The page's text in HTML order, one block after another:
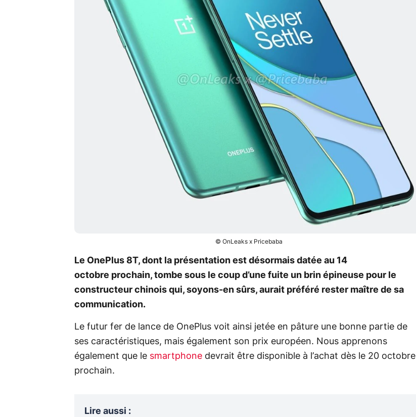
© OnLeaks x Pricebaba
Le OnePlus 8T, dont la présentation est désormais datée au 14
octobre prochain, tombe sous le coup d’une fuite un brin épineuse pour le
constructeur chinois qui, soyons-en sûrs, aurait préféré rester maître de sa
communication.
Le futur fer de lance de OnePlus voit ainsi jetée en pâture une bonne partie de
ses caractéristiques, mais également son prix européen. Nous apprenons
également que le smartphone devrait être disponible à l’achat dès le 20 octobre
prochain.
Lire aussi :